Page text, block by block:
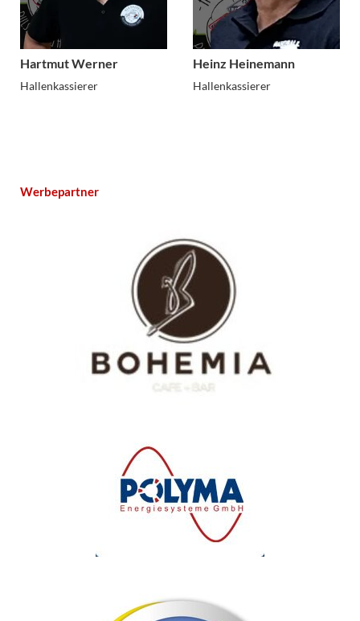
Hartmut Werner
Hallenkassierer
Heinz Heinemann
Hallenkassierer
Werbepartner